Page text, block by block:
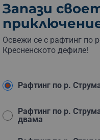
Запази
Освежи се с рафтинг по
Кресненското дефиле!
Рафтинг по р.
Рафтинг по р.
двама